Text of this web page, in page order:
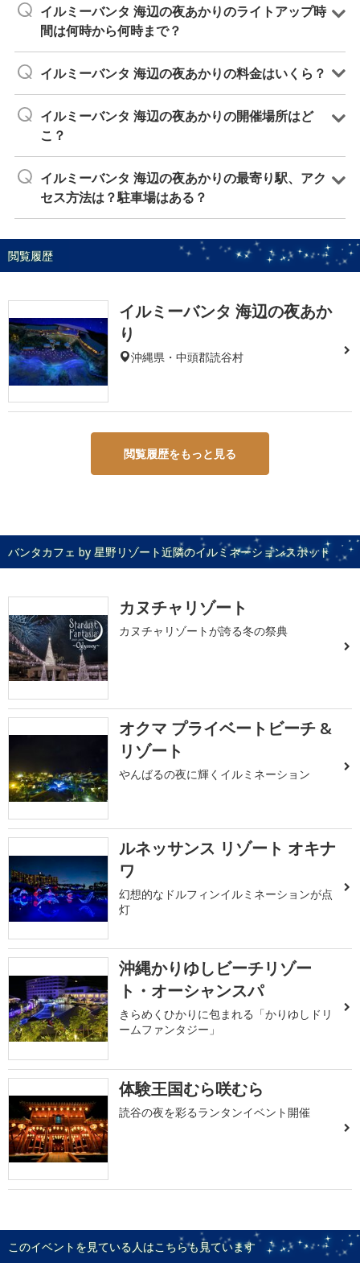
イルミーバンタ 海辺の夜あかりのライトアップ時
間は何時から何時まで？
イルミーバンタ 海辺の夜あかりの料金はいくら？
イルミーバンタ 海辺の夜あかりの開催場所はど
こ？
イルミーバンタ 海辺の夜あかりの最寄り駅、アク
セス方法は？駐車場はある？
閲覧履歴
イルミーバンタ 海辺の夜あか
り
沖縄県・中頭郡読谷村
閲覧履歴をもっと見る
バンタカフェ by 星野リゾート近隣のイルミネーションスポット
カヌチャリゾート
カヌチャリゾートが誇る冬の祭典
オクマ プライベートビーチ &
リゾート
やんばるの夜に輝くイルミネーション
ルネッサンス リゾート オキナ
ワ
幻想的なドルフィンイルミネーションが点
灯
沖縄かりゆしビーチリゾー
ト・オーシャンスパ
きらめくひかりに包まれる「かりゆしドリ
ームファンタジー」
体験王国むら咲むら
読谷の夜を彩るランタンイベント開催
このイベントを見ている人はこちらも見ています